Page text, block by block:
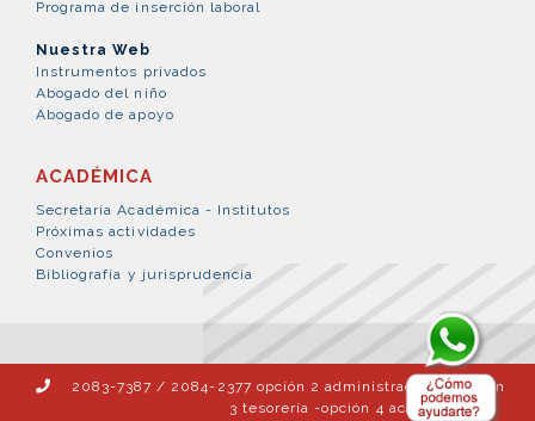
Programa de inserción laboral
Nuestra Web
Instrumentos privados
Abogado del niño
Abogado de apoyo
ACADÉMICA
Secretaría Académica - Institutos
Próximas actividades
Convenios
Bibliografía y jurisprudencia
2083-7387 / 2084-2377 opción 2 administración – opción
3 tesorería -opción 4 académica